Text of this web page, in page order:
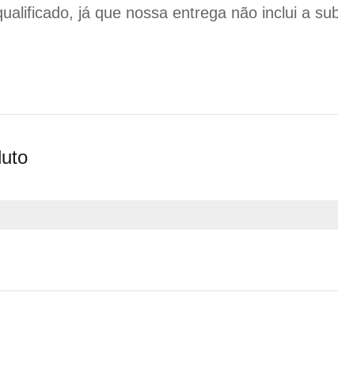
já que nossa entrega não inclui a